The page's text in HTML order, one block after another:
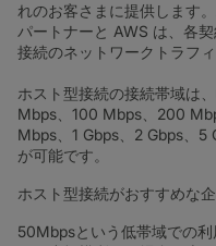
れのお客さまに提供します
パートナーと AWS は、各
接続のネットワークトラフ
ホスト型接続の接続帯域は
Mbps、100 Mbps、200
Mbps、1 Gbps、2 Gbps、5
が可能です。
ホスト型接続がおすすめな
50Mbpsという低帯域での